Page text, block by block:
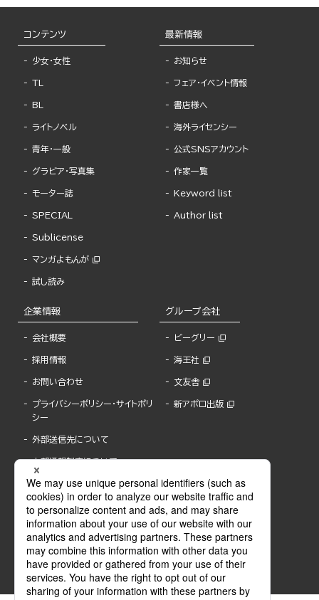
コンテンツ
少女・女性
TL
BL
ライトノベル
青年・一般
グラビア・写真集
モーター誌
SPECIAL
Sublicense
マンガよもんが
試し読み
最新情報
お知らせ
フェア・イベント情報
書店様へ
海外ライセンシー
公式SNSアカウント
作家一覧
Keyword list
Author list
企業情報
会社概要
採用情報
お問い合わせ
プライバシーポリシー・サイトポリ
シー
外部送信先について
内部通報制度について
グループ会社
ビーグリー
海王社
文友舎
新アポロ出版